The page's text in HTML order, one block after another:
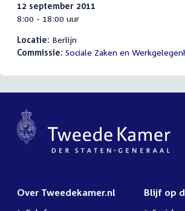
12 september 2011
8:00 - 18:00 uur
Locatie: Berlijn
Commissie: Sociale Zaken en
Over Tweedekamer.nl Blijf op